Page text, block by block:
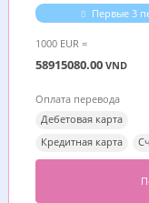
Первые 3
1000 EUR =
58915080.00 VND
Оплата перевода
Дебетовая карта
Кредитная карта